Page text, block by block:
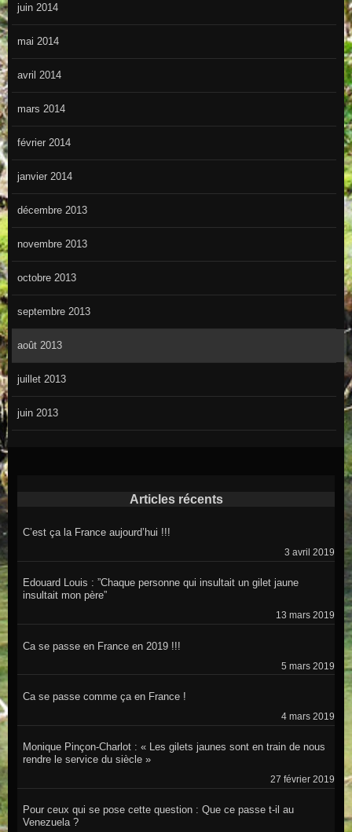
juin 2014
mai 2014
avril 2014
mars 2014
février 2014
janvier 2014
décembre 2013
novembre 2013
octobre 2013
septembre 2013
août 2013
juillet 2013
juin 2013
Articles récents
C’est ça la France aujourd’hui !!!
3 avril 2019
Edouard Louis : ”Chaque personne qui insultait un gilet jaune
insultait mon père”
13 mars 2019
Ca se passe en France en 2019 !!!
5 mars 2019
Ca se passe comme ça en France !
4 mars 2019
Monique Pinçon-Charlot : « Les gilets jaunes sont en train de nous
rendre le service du siècle »
27 février 2019
Pour ceux qui se pose cette question : Que ce passe t-il au
Venezuela ?